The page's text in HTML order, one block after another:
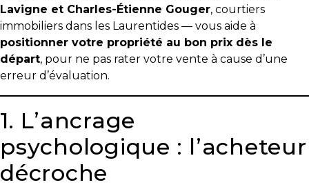
Lavigne et Charles-Étienne Gouger, courtiers
immobiliers dans les Laurentides — vous aide à
positionner votre propriété au bon prix dès le
départ, pour ne pas rater votre vente à cause d’une
erreur d’évaluation.
1. L’ancrage
psychologique : l’acheteur
décroche